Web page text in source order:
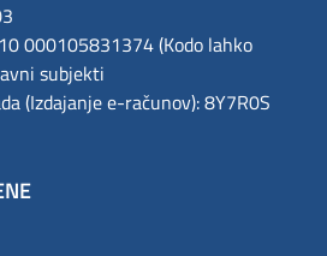
000105831374 (Kodo lahko
subjekti
(Izdajanje e-računov): 8Y7R0S